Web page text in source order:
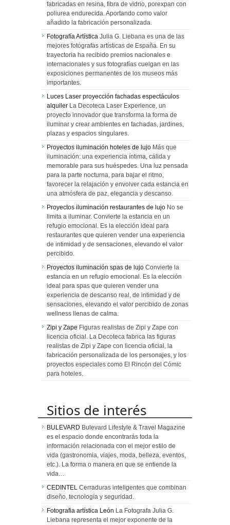
fabricadas en resina, fibra de vidrio, porexpan con
poliurea endurecida. Aportando como valor
añadido la fabricación personalizada.
Fotografía Artística Julia G. Liebana es una de las
mejores fotógrafas artísticas de España. En su
trayectoria ha recibido premios nacionales e
internacionales y sus fotografías cuelgan en las
exposiciones permanentes de los museos más
importantes.
Luces Laser proyección fachadas espectáculos
alquiler La Decoteca Laser Experience, un
proyecto innovador que transforma la forma de
iluminar y crear ambientes en fachadas, jardines,
plazas y espacios singulares.
Proyectos iluminación hoteles de lujo Más que
iluminación: una experiencia íntima, cálida y
memorable para sus huéspedes. Una luz pensada
para la parte nocturna, para bajar el ritmo,
favorecer la relajación y envolver cada estancia en
una atmósfera de paz, elegancia y descanso.
Proyectos iluminación restaurantes de lujo No se
limita a iluminar. Convierte la estancia en un
refugio emocional. Es la elección ideal para
restaurantes que quieren vender una experiencia
de intimidad y de sensaciones, elevando el valor
percibido.
Proyectos iluminación spas de lujo Convierte la
estancia en un refugio emocional. Es la elección
ideal para spas que quieren vender una
experiencia de descanso real, de intimidad y de
sensaciones, elevando el valor percibido de zonas
wellness llenas de calma.
Zipi y Zape Figuras realistas de Zipi y Zape con
licencia oficial. La Decoteca fabrica las figuras
realistas de Zipi y Zape con licencia oficial, la
fabricación personalizada de los personajes, y los
proyectos especiales como El Rincón del Cómic
para hoteles.
Sitios de interés
BULEVARD Bulevard Lifestyle & Travel Magazine
es el espacio donde encontrarás toda la
información relacionada con el mejor estilo de
vida (gastronomia, viajes, moda, belleza, eventos,
etc.). La forma o manera en que se entiende la
vida…
CEDINTEL Cerraduras inteligentes que combinan
diseño, tecnología y seguridad.
Fotografia artística León La Fotografa Julia G.
Liebana representa el mejor exponente de la